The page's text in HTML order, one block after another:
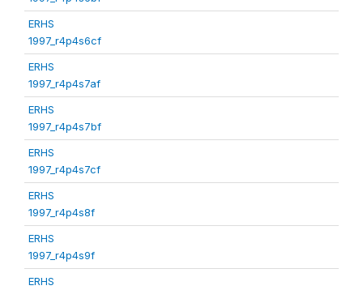
ERHS
1997_r4p4s6cf
ERHS
1997_r4p4s7af
ERHS
1997_r4p4s7bf
ERHS
1997_r4p4s7cf
ERHS
1997_r4p4s8f
ERHS
1997_r4p4s9f
ERHS